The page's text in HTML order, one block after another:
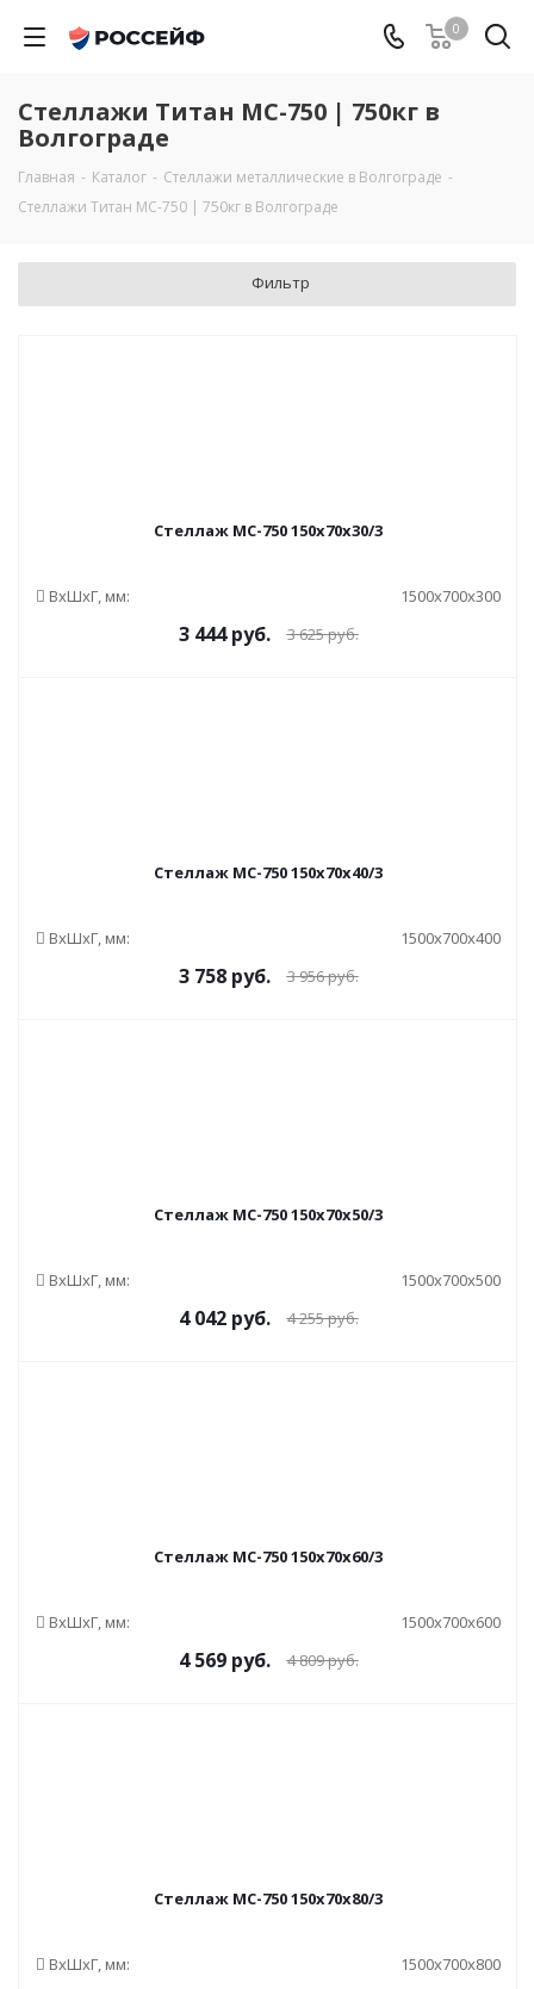
0
Стеллажи Титан МС-750 | 750кг в
Волгограде
Главная - Каталог - Стеллажи металлические в Волгограде -
Стеллажи Титан МС-750 | 750кг в Волгограде
Фильтр
Стеллаж МС-750 150x70x30/3
ВxШxГ, мм: 1500x700x300
3 444руб. 3 625руб.
Стеллаж МС-750 150x70x40/3
ВxШxГ, мм: 1500x700x400
3 758руб. 3 956руб.
Стеллаж МС-750 150x70x50/3
ВxШxГ, мм: 1500x700x500
4 042руб. 4 255руб.
Стеллаж МС-750 150x70x60/3
ВxШxГ, мм: 1500x700x600
4 569руб. 4 809руб.
Стеллаж МС-750 150x70x80/3
ВxШxГ, мм: 1500x700x800